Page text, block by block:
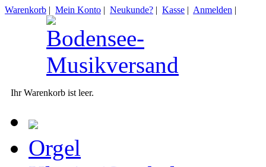
Warenkorb | Mein Konto | Neukunde? | Kasse | Anmelden |
Ihr Warenkorb ist leer.
Orgel